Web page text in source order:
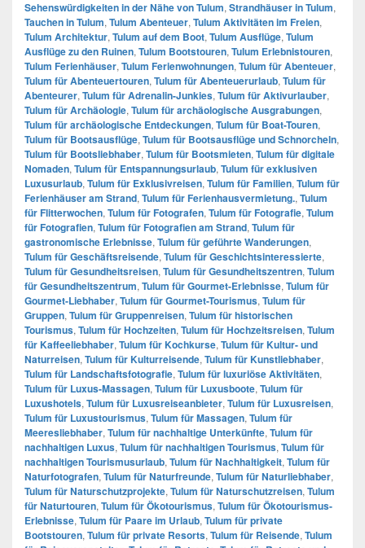
Sehenswürdigkeiten in der Nähe von Tulum, Strandhäuser in Tulum,
Tauchen in Tulum, Tulum Abenteuer, Tulum Aktivitäten im Freien,
Tulum Architektur, Tulum auf dem Boot, Tulum Ausflüge, Tulum
Ausflüge zu den Ruinen, Tulum Bootstouren, Tulum Erlebnistouren,
Tulum Ferienhäuser, Tulum Ferienwohnungen, Tulum für Abenteuer,
Tulum für Abenteuertouren, Tulum für Abenteuerurlaub, Tulum für
Abenteurer, Tulum für Adrenalin-Junkies, Tulum für Aktivurlauber,
Tulum für Archäologie, Tulum für archäologische Ausgrabungen,
Tulum für archäologische Entdeckungen, Tulum für Boat-Touren,
Tulum für Bootsausflüge, Tulum für Bootsausflüge und Schnorcheln,
Tulum für Bootsliebhaber, Tulum für Bootsmieten, Tulum für digitale
Nomaden, Tulum für Entspannungsurlaub, Tulum für exklusiven
Luxusurlaub, Tulum für Exklusivreisen, Tulum für Familien, Tulum für
Ferienhäuser am Strand, Tulum für Ferienhausvermietung., Tulum
für Flitterwochen, Tulum für Fotografen, Tulum für Fotografie, Tulum
für Fotografien, Tulum für Fotografien am Strand, Tulum für
gastronomische Erlebnisse, Tulum für geführte Wanderungen,
Tulum für Geschäftsreisende, Tulum für Geschichtsinteressierte,
Tulum für Gesundheitsreisen, Tulum für Gesundheitszentren, Tulum
für Gesundheitszentrum, Tulum für Gourmet-Erlebnisse, Tulum für
Gourmet-Liebhaber, Tulum für Gourmet-Tourismus, Tulum für
Gruppen, Tulum für Gruppenreisen, Tulum für historischen
Tourismus, Tulum für Hochzeiten, Tulum für Hochzeitsreisen, Tulum
für Kaffeeliebhaber, Tulum für Kochkurse, Tulum für Kultur- und
Naturreisen, Tulum für Kulturreisende, Tulum für Kunstliebhaber,
Tulum für Landschaftsfotografie, Tulum für luxuriöse Aktivitäten,
Tulum für Luxus-Massagen, Tulum für Luxusboote, Tulum für
Luxushotels, Tulum für Luxusreiseanbieter, Tulum für Luxusreisen,
Tulum für Luxustourismus, Tulum für Massagen, Tulum für
Meeresliebhaber, Tulum für nachhaltige Unterkünfte, Tulum für
nachhaltigen Luxus, Tulum für nachhaltigen Tourismus, Tulum für
nachhaltigen Tourismusurlaub, Tulum für Nachhaltigkeit, Tulum für
Naturfotografen, Tulum für Naturfreunde, Tulum für Naturliebhaber,
Tulum für Naturschutzprojekte, Tulum für Naturschutzreisen, Tulum
für Naturtouren, Tulum für Ökotourismus, Tulum für Ökotourismus-
Erlebnisse, Tulum für Paare im Urlaub, Tulum für private
Bootstouren, Tulum für private Resorts, Tulum für Reisende, Tulum